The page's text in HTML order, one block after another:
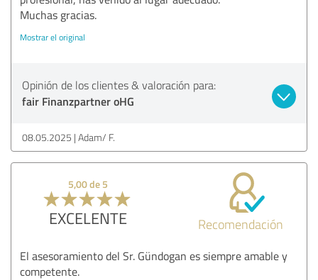
Muchas gracias.
Mostrar el original
Opinión de los clientes & valoración para:
fair Finanzpartner oHG
08.05.2025 Adam/ F.
5,00 de 5
EXCELENTE Recomendación
El asesoramiento del Sr. Gündogan es siempre amable y
competente.